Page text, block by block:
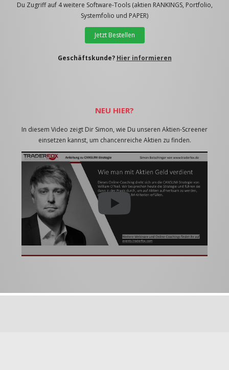
Du Zugriff auf 4 weitere Software-Tools (aktien RANKINGS, Portfolio,
Systemfolio und PAPER)
Jetzt Bestellen
Geschäftskunde? Hier informieren
NEU HIER?
In diesem Video zeigt Dir Simon, wie Du unseren Aktien-Screener
einsetzen kannst, um chancenreiche Aktien zu finden.